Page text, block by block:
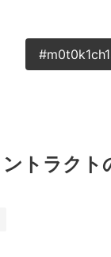
トラク